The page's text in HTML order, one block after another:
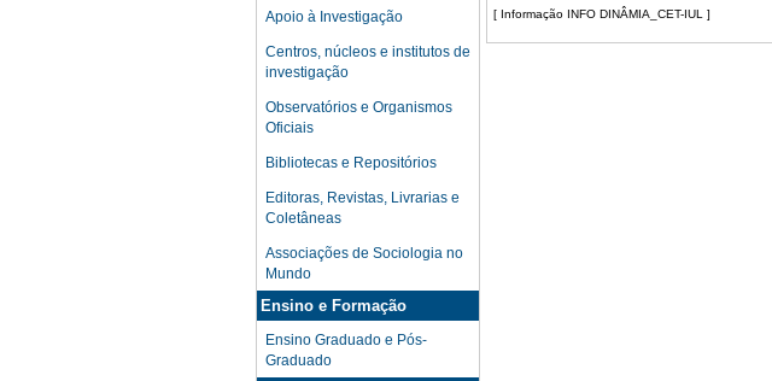
Apoio à Investigação
Centros, núcleos e institutos de
investigação
Observatórios e Organismos
Oficiais
Bibliotecas e Repositórios
Editoras, Revistas, Livrarias e
Coletâneas
Associações de Sociologia no
Mundo
Ensino e Formação
Ensino Graduado e Pós-
Graduado
[ Informação INFO DINÂMIA_CET-IUL ]